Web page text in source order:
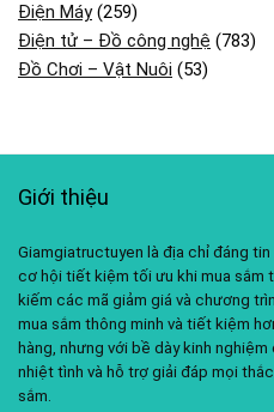
Điện Máy(259)
Điện tử – Đồ công nghệ (783)
Đồ Chơi – Vật Nuôi (53)
Giới thiệu
Giamgiatructuyen là địa chỉ đáng
cơ hội tiết kiệm tối ưu khi mua sắm
kiếm các mã giảm giá và chương
mua sắm thông minh và tiết kiệm
hàng, nhưng với bề dày kinh
nhiệt tình và hỗ trợ giải đáp mọi
sắm.